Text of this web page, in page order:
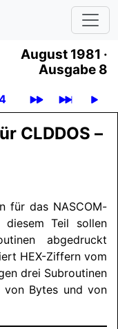
August 1981 ·
Ausgabe 8
CLD­DOS –
für das NASCOM-
diesem Teil sollen
abgedruckt
HEX-Ziffern vom
drei Subroutinen
von Bytes und von